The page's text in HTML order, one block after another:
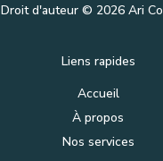
Droit d'auteur © 2026 Ari
Liens rapides
Accueil
À propos
Nos services